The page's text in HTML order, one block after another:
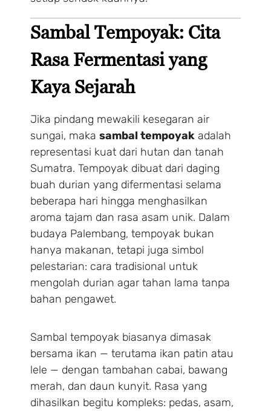
Sambal Tempoyak: Cita
Rasa Fermentasi yang
Kaya Sejarah
Jika pindang mewakili kesegaran air
sungai, maka sambal tempoyak adalah
representasi kuat dari hutan dan tanah
Sumatra. Tempoyak dibuat dari daging
buah durian yang difermentasi selama
beberapa hari hingga menghasilkan
aroma tajam dan rasa asam unik. Dalam
budaya Palembang, tempoyak bukan
hanya makanan, tetapi juga simbol
pelestarian: cara tradisional untuk
mengolah durian agar tahan lama tanpa
bahan pengawet.
Sambal tempoyak biasanya dimasak
bersama ikan — terutama ikan patin atau
lele — dengan tambahan cabai, bawang
merah, dan daun kunyit. Rasa yang
dihasilkan begitu kompleks: pedas, asam,